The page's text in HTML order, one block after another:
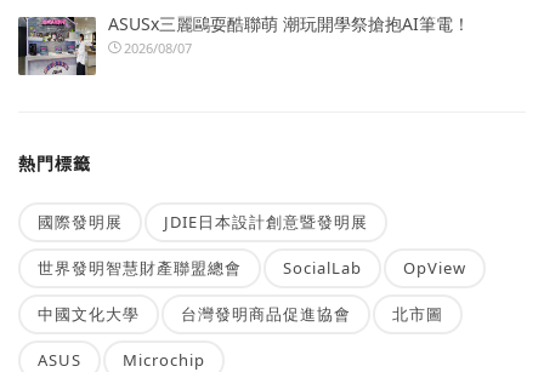
ASUSx三麗鷗耍酷聯萌 潮玩開學祭搶抱AI筆電！
2026/08/07
熱門標籤
國際發明展 JDIE日本設計創意暨發明展
世界發明智慧財產聯盟總會 SocialLab OpView
中國文化大學 台灣發明商品促進協會 北市圖
ASUS Microchip